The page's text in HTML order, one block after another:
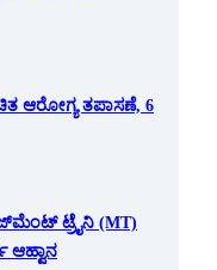
ಆರೋಗ್ಯ ತಪಾಸಣೆ, 6
ಟ್ರೈನಿ (MT)
ಆಹ್ವಾನ